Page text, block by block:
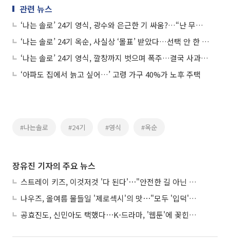
관련 뉴스
‘나는 솔로’ 24기 영식, 광수와 은근한 기 싸움?…“난 무조건 간다”
‘나는 솔로’ 24기 옥순, 사실상 ‘몰표’ 받았다…선택 안 한 광수도 알고 보니?
‘나는 솔로’ 24기 영식, 깔창까지 벗으며 폭주…결국 사과문 게재
‘아파도 집에서 늙고 싶어…’ 고령 가구 40%가 노후 주택
#나는솔로 #24기 #영식 #옥순
장유진 기자의 주요 뉴스
스트레이 키즈, 이것저것 '다 된다'⋯"안전한 길 아닌 도전이 재밌어"
나우즈, 올여름 물들일 '제로섹시'의 맛⋯"모두 '입덕'시킬 것"
공효진도, 신민아도 택했다⋯K-드라마, '웹툰'에 꽂힌 이유